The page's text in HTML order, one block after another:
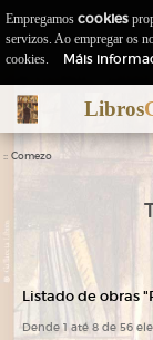
Libros
:: Comezo
Listado de obras
Dende 1 até 8 de 56
Empregamos cookies
servizos. Ao empregar os
cookies.
Máis